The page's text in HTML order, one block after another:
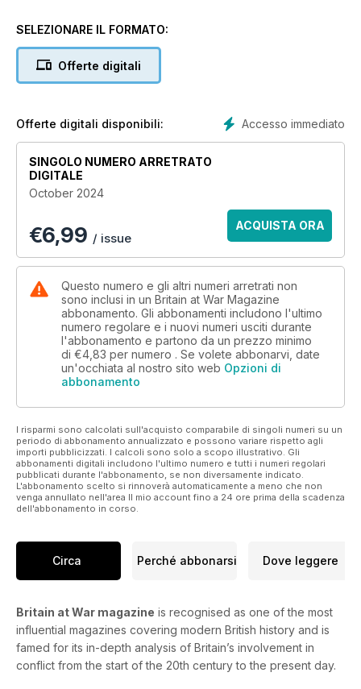
SELEZIONARE IL FORMATO:
Offerte digitali
Accesso immediato
Offerte digitali disponibili:
SINGOLO NUMERO ARRETRATO
DIGITALE
October 2024
€6,99 / issue
ACQUISTA ORA
Questo numero e gli altri numeri arretrati non
sono inclusi in un Britain at War Magazine
abbonamento. Gli abbonamenti includono l'ultimo
numero regolare e i nuovi numeri usciti durante
l'abbonamento e partono da un prezzo minimo
di €4,83 per numero . Se volete abbonarvi, date
un'occhiata al nostro sito web Opzioni di
abbonamento
I risparmi sono calcolati sull'acquisto comparabile di singoli numeri su un
periodo di abbonamento annualizzato e possono variare rispetto agli
importi pubblicizzati. I calcoli sono solo a scopo illustrativo. Gli
abbonamenti digitali includono l'ultimo numero e tutti i numeri regolari
pubblicati durante l'abbonamento, se non diversamente indicato.
L'abbonamento scelto si rinnoverà automaticamente a meno che non
venga annullato nell'area Il mio account fino a 24 ore prima della scadenza
dell'abbonamento in corso.
Circa Perché abbonarsi Dove leggere
Britain at War magazine is recognised as one of the most
influential magazines covering modern British history and is
famed for its in-depth analysis of Britain’s involvement in
conflict from the start of the 20th century to the present day.